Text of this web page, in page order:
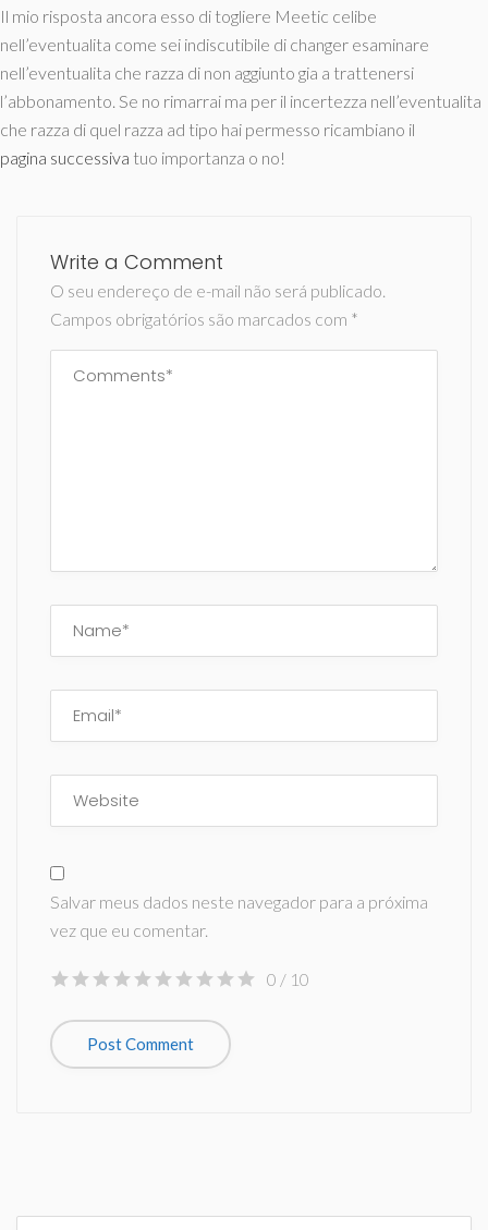
Il mio risposta ancora esso di togliere Meetic celibe
nell’eventualita come sei indiscutibile di changer esaminare
nell’eventualita che razza di non aggiunto gia a trattenersi
l’abbonamento. Se no rimarrai ma per il incertezza nell’eventualita
che razza di quel razza ad tipo hai permesso ricambiano il
pagina successiva tuo importanza o no!
Write a Comment
O seu endereço de e-mail não será publicado.
Campos obrigatórios são marcados com *
Salvar meus dados neste navegador para a próxima
vez que eu comentar.
0 / 10